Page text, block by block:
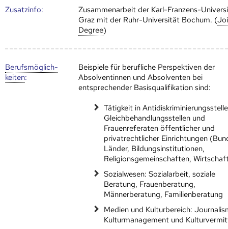
Zusatz­info:
Zusammenarbeit der Karl-Franzens-
Graz mit der Ruhr-Universität Bochum. (
Degree)
Berufs­möglich­
keiten:
Beispiele für berufliche Perspektiven der
Absolventinnen und Absolventen bei
entsprechender Basisqualifikation sind:
Tätigkeit in
Gleichbehandlungsstellen und
Frauenreferaten öffentlicher und
privatrechtlicher Einrichtungen
Länder, Bildungsinstitutionen,
Religionsgemeinschaften,
Sozialwesen: Sozialarbeit, soziale
Beratung, Frauenberatung,
Männerberatung, Familienberatung
Medien und Kulturbereich:
Kulturmanagement und